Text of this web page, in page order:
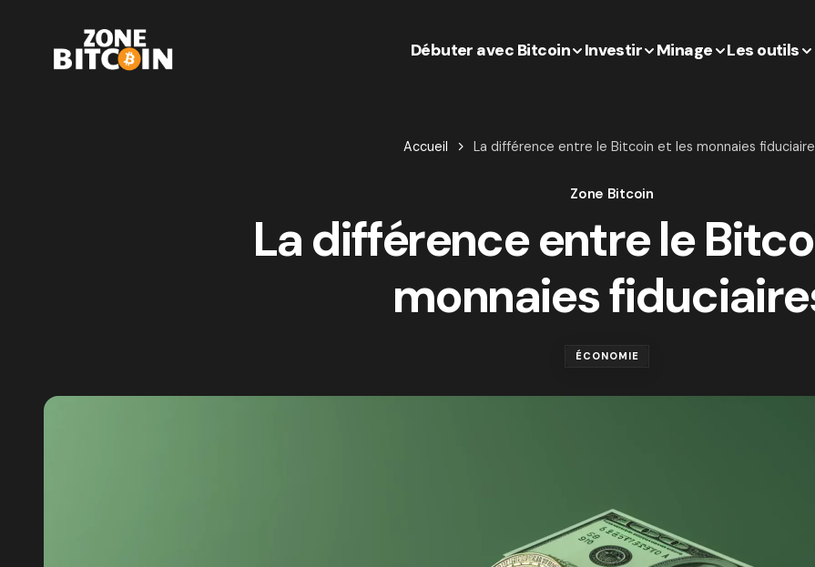
Débuter avec Bitcoin Investir Minage Les outils
Accueil La différence entre le Bitcoin et les monnaies
Zone Bitcoin
La différence entre le
monnaies
ÉCONOMIE